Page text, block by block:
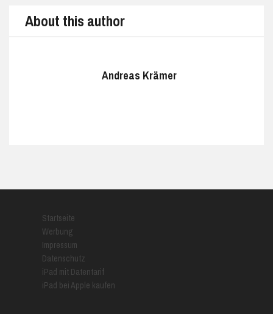
About this author
Andreas Krämer
Startseite
Werbung
Impressum
Datenschutz
iPad mit Datentarif
iPad bei Apple kaufen